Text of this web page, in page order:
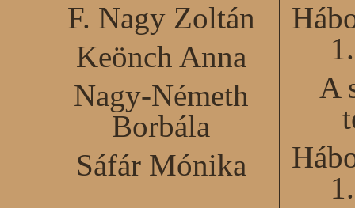
F. Nagy Zoltán
Keönch Anna
Nagy-Németh
Borbála
Sáfár Mónika
A